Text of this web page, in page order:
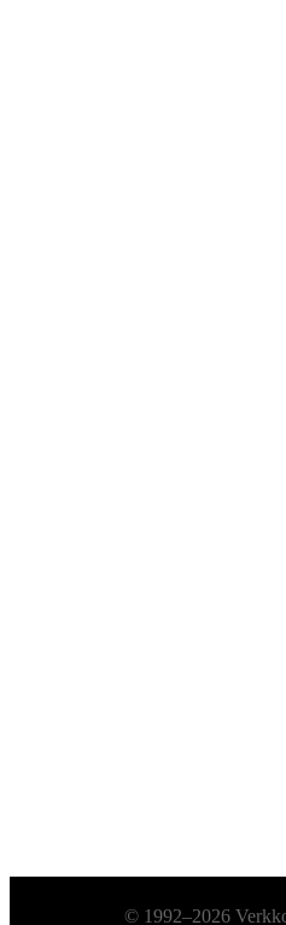
Alatunniste© 1992–2026